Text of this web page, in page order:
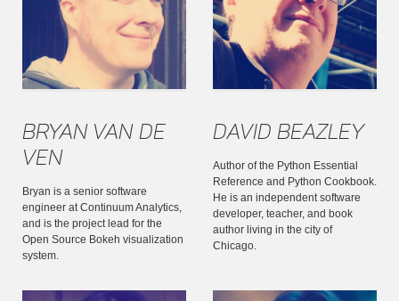
Bryan Van de
Ven
Bryan is a senior software
engineer at Continuum Analytics,
and is the project lead for the
Open Source Bokeh visualization
system.
David Beazley
Author of the Python Essential
Reference and Python Cookbook.
He is an independent software
developer, teacher, and book
author living in the city of
Chicago.